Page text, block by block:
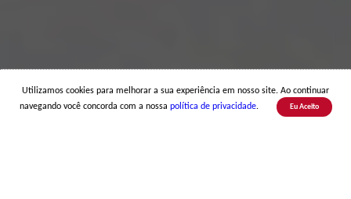
Utilizamos cookies para melhorar a sua experiência em nosso site. Ao continuar
navegando você concorda com a nossa política de privacidade. Eu Aceito